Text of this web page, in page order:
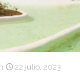
22 julio, 2023